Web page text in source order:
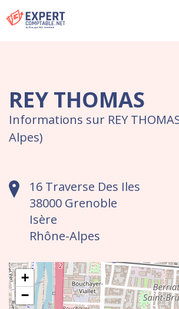
REY THOMAS
Informations sur REY
Alpes)
16 Traverse Des Iles
38000 Grenoble
Isère
Rhône-Alpes
+
−